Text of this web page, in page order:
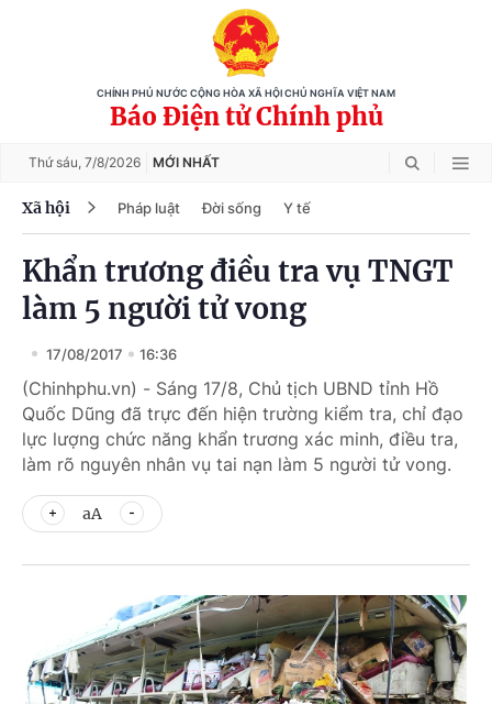
CHÍNH PHỦ NƯỚC CỘNG HÒA XÃ HỘI CHỦ NGHĨA VIỆT NAM
Báo Điện tử Chính phủ
Thứ sáu, 7/8/2026 MỚI NHẤT
Xã hội Pháp luật Đời sống Y tế
Khẩn trương điều tra vụ TNGT
làm 5 người tử vong
17/08/2017 16:36
(Chinhphu.vn) - Sáng 17/8, Chủ tịch UBND tỉnh Hồ
Quốc Dũng đã trực đến hiện trường kiểm tra, chỉ đạo
lực lượng chức năng khẩn trương xác minh, điều tra,
làm rõ nguyên nhân vụ tai nạn làm 5 người tử vong.
aA